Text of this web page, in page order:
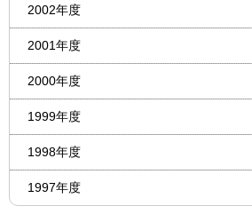
2002年度
2001年度
2000年度
1999年度
1998年度
1997年度